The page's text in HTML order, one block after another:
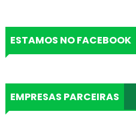
ESTAMOS NO FACEBOOK
EMPRESAS PARCEIRAS